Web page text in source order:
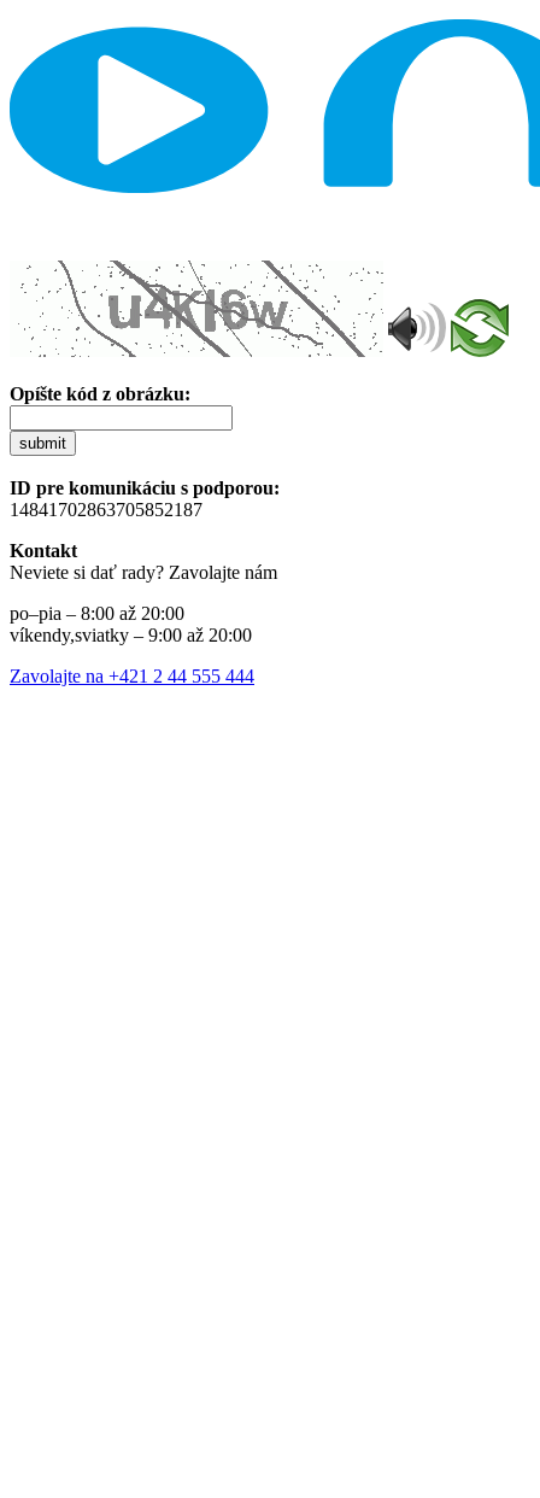
Opíšte kód z obrázku:
submit
ID pre komunikáciu s podporou:
14841702863705852187
Kontakt
Neviete si dať rady? Zavolajte nám
po–pia – 8:00 až 20:00
víkendy,sviatky – 9:00 až 20:00
Zavolajte na +421 2 44 555 444